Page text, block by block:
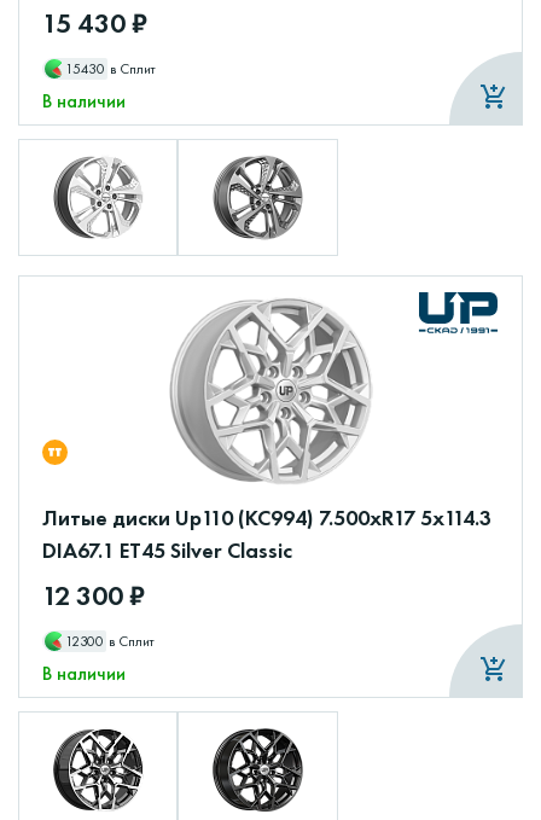
15 430 ₽
15430 в Сплит
В наличии
Литые диски Up110 (КС994) 7.500xR17 5x114.3
DIA67.1 ET45 Silver Classic
12 300 ₽
12300 в Сплит
В наличии